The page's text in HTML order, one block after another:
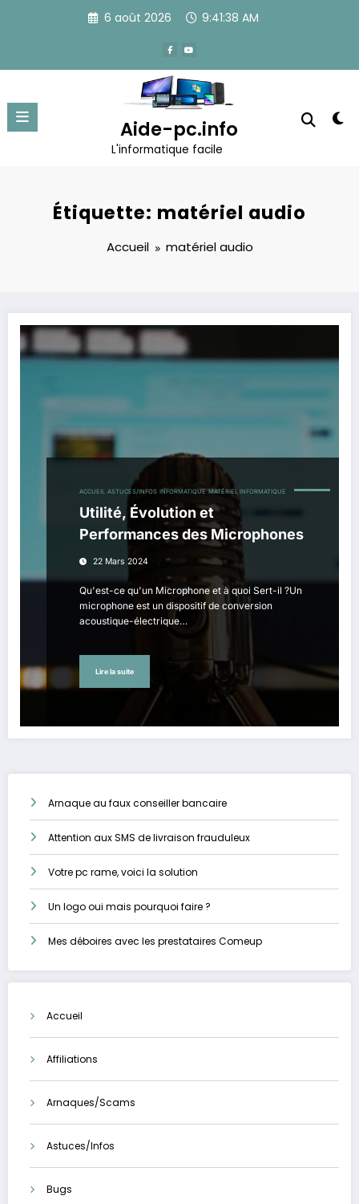
6 août 2026 9:41:38 AM
Aide-pc.info
L'informatique facile
Étiquette: matériel audio
Accueil matériel audio
ACCUEIL ASTUCES/INFOS INFORMATIQUE MATÉRIEL INFORMATIQUE
Utilité, Évolution et
Performances des Microphones
22 Mars 2024
Qu'est-ce qu'un Microphone et à quoi Sert-il ?Un
microphone est un dispositif de conversion
acoustique-électrique…
Lire la suite
Arnaque au faux conseiller bancaire
Attention aux SMS de livraison frauduleux
Votre pc rame, voici la solution
Un logo oui mais pourquoi faire ?
Mes déboires avec les prestataires Comeup
Accueil
Affiliations
Arnaques/Scams
Astuces/Infos
Bugs